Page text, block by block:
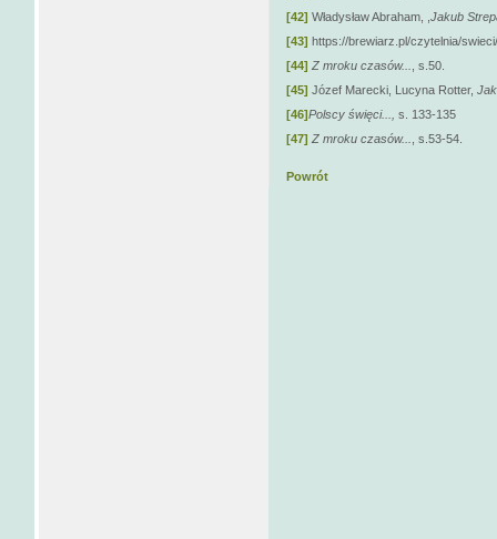
[42] Władysław Abraham, , Jakub
[43] https://brewiarz.pl/czytelnia/
[44] Z mroku czasów...
, s.50.
[45] Józef Marecki, Lucyna Rotter,
[46]Polscy święci..., s. 133-135
[47] Z mroku czasów... , s.53-54.
Powrót